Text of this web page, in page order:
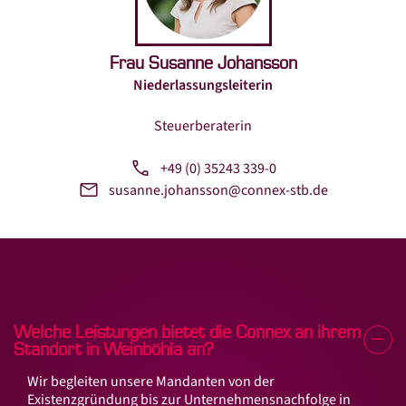
LinkedInFacebookInstagram
Frau Susanne Johansson
Niederlassungsleiterin
Steuerberaterin
+49 (0) 35243 339-0
susanne.johansson@connex-stb.de
Welche Leistungen bietet die Connex an ihrem
Standort in Weinböhla an?
Wir begleiten unsere Mandanten von der
Existenzgründung bis zur Unternehmensnachfolge in